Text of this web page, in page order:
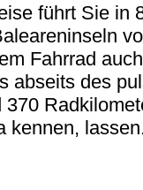
führt Sie in
Fahrrad
abseits des
370
kennen,